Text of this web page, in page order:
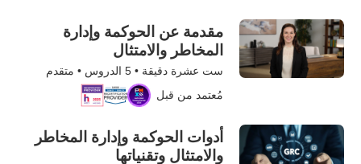
مقدمة عن الحوكمة وإدارة
المخاطر والامتثال
ست عشرة دقيقة •5 الدروس • متقدم
مُعتمد من قبل
أدوات الحوكمة وإدارة المخاطر
والامتثال وتقنياتها